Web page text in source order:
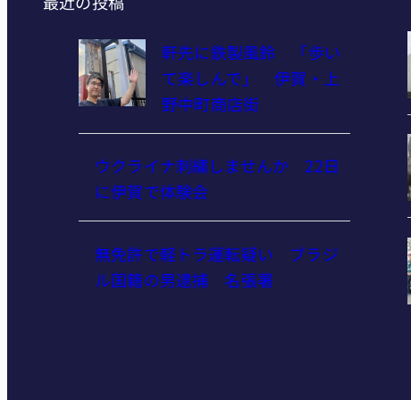
軒先に鉄製風鈴 「歩い
て楽しんで」 伊賀・上
野中町商店街
ウクライナ刺繍しませんか 22日
に伊賀で体験会
無免許で軽トラ運転疑い ブラジ
ル国籍の男逮捕 名張署